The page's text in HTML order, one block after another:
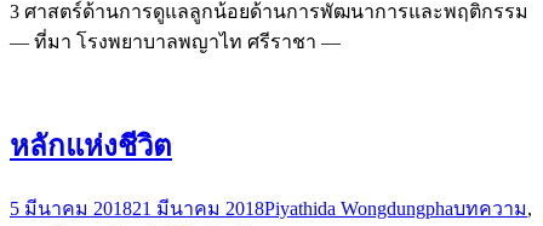
3 ศาสตร์ด้านการดูแลลูกน้อยด้านการพัฒนาการและพฤติกรรม
— ที่มา โรงพยาบาลพญาไท ศรีราชา —
หลักแห่งชีวิต
5 มีนาคม 201821 มีนาคม 2018Piyathida Wongdungphaบทความ,